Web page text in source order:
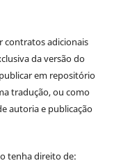
contratos adicionais
da versão do
em repositório
tradução, ou como
autoria e publicação
tenha direito de: